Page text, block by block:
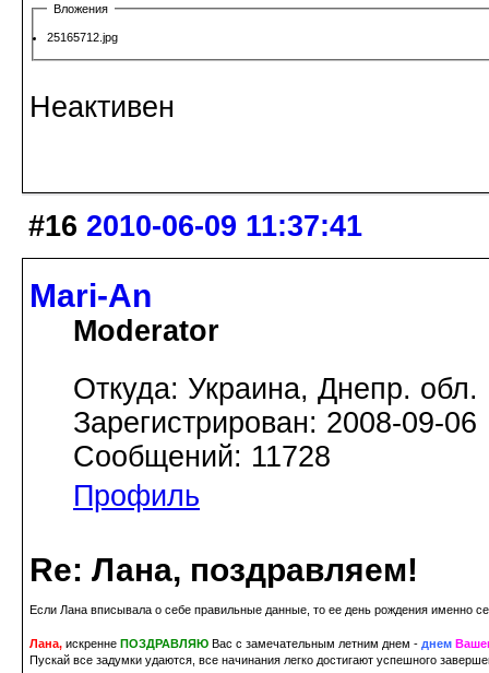
Вложения
25165712.jpg
Неактивен
#16 2010-06-09 11:37:41
Mari-An
Moderator
Откуда: Украина, Днепр. обл.
Зарегистрирован: 2008-09-06
Сообщений: 11728
Профиль
Re: Лана, поздравляем!
Если Лана вписывала о себе правильные данные, то ее день рождения именно
Лана, искренне ПОЗДРАВЛЯЮ Вас с замечательным летним днем - днем
Пускай все задумки удаются, все начинания легко достигают успешного